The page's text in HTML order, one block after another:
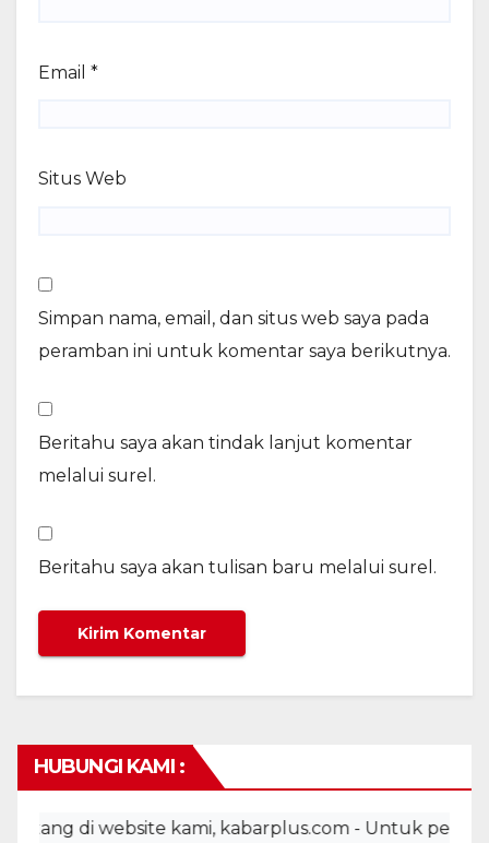
Email *
Situs Web
Simpan nama, email, dan situs web saya pada
peramban ini untuk komentar saya berikutnya.
Beritahu saya akan tindak lanjut komentar
melalui surel.
Beritahu saya akan tulisan baru melalui surel.
HUBUNGI KAMI :
di website kami, kabarplus.com - Untuk